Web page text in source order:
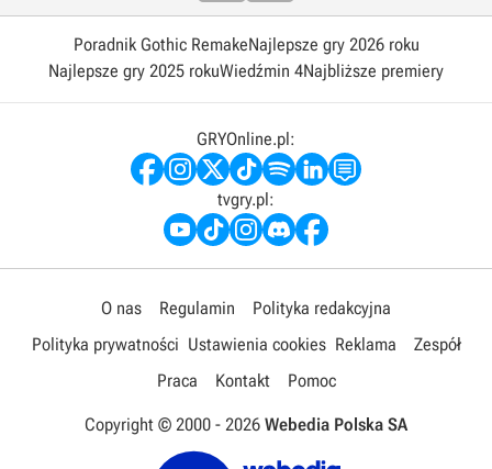
Poradnik Gothic RemakeNajlepsze gry 2026 roku
Najlepsze gry 2025 rokuWiedźmin 4Najbliższe premiery
GRYOnline.pl:
tvgry.pl:
O nas Regulamin
Polityka redakcyjna
Polityka prywatności Ustawienia cookies Reklama
Zespół
Praca
Kontakt Pomoc
Copyright © 2000 - 2026 Webedia Polska SA